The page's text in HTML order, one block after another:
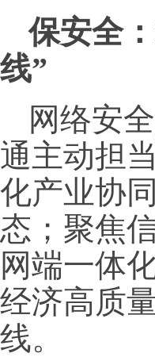
保安全
线”
网络安
通主动担
化产业协
态；聚焦
网端一体
经济高质
线。